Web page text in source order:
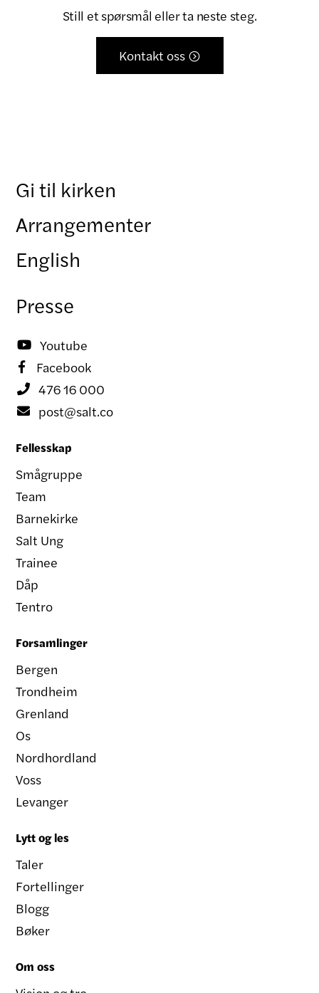
Still et spørsmål eller ta neste steg.
Kontakt oss 
Gi til kirken
Arrangementer
English
Presse
 Youtube
 Facebook
 476 16 000
 post@salt.co
Fellesskap
Smågruppe
Team
Barnekirke
Salt Ung
Trainee
Dåp
Tentro
Forsamlinger
Bergen
Trondheim
Grenland
Os
Nordhordland
Voss
Levanger
Lytt og les
Taler
Fortellinger
Blogg
Bøker
Om oss